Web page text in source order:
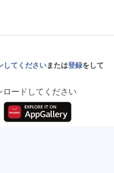
してくださいまたは登録をして
ロードしてください